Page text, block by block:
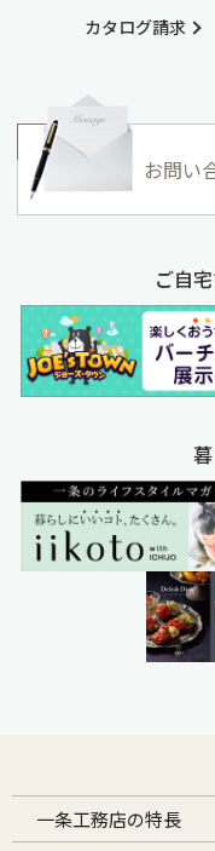
カタログ請求
お問い
ご自
一条工務店の特長